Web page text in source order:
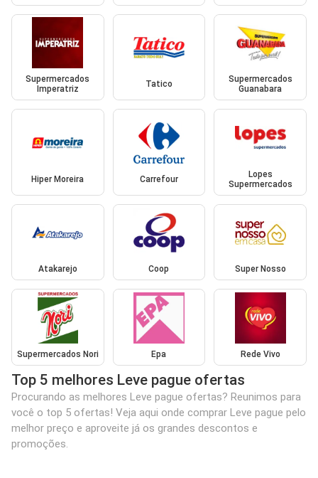
Supermercados
Imperatriz
Tatico
Supermercados
Guanabara
Hiper Moreira Carrefour
Lopes
Supermercados
Atakarejo Coop Super Nosso
Supermercados Nori Epa Rede Vivo
Top 5 melhores Leve pague ofertas
Procurando as melhores Leve pague ofertas? Reunimos para
você o top 5 ofertas! Veja aqui onde comprar Leve pague pelo
melhor preço e aproveite já os grandes descontos e
promoções.